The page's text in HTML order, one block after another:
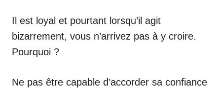
Il est loyal et pourtant lorsqu’il agit
bizarrement, vous n’arrivez pas à y croire.
Pourquoi ?
Ne pas être capable d’accorder sa confiance